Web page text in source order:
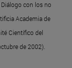
con los no
Academia de
Científico del
de 2002).